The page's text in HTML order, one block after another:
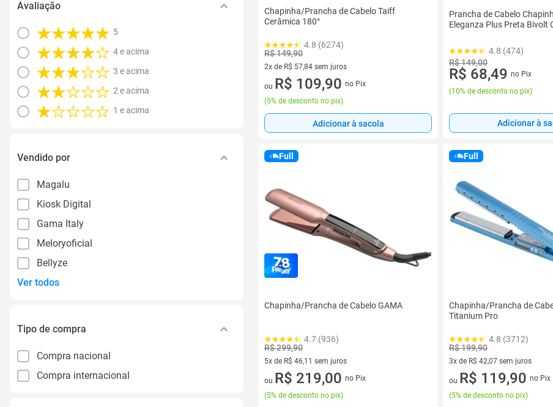
Avaliação
5
4 e acima
3 e acima
2 e acima
1 e acima
Vendido por
Magalu
Kiosk Digital
Gama Italy
Meloryoficial
Bellyze
Ver todos
Tipo de compra
Compra nacional
Compra internacional
Chapinha/Prancha de Cabelo Taiff
Cerâmica 180°
4.8 (6274)
R$ 149,90
2x de R$ 57,84 sem juros
2 vez de R$ 57,84 sem juros
ou R$ 109,90 no Pix
(5% de desconto no pix)
Adicionar à sacola
Prancha de Cabelo
Eleganza Plus Preta Bivolt
4.8 (474)
R$ 149,00
R$ 68,49 no Pix
(10% de desconto no pix)
Adicionar à
Full
Chapinha/Prancha de Cabelo GAMA
4.7 (936)
R$ 299,90
5x de R$ 46,11 sem juros
5 vez de R$ 46,11 sem juros
ou R$ 219,00 no Pix
(5% de desconto no pix)
Full
Chapinha/Prancha de
Titanium Pro
4.8 (3712)
R$ 199,90
3x de R$ 42,07 sem juros
3 vez de R$ 42,07 sem juros
ou R$ 119,90 no Pix
(5% de desconto no pix)